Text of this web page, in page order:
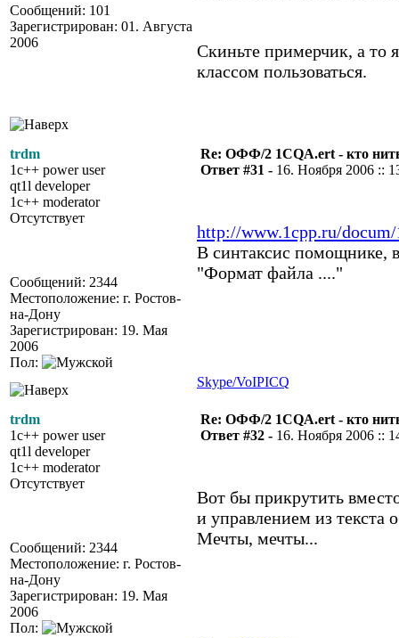
Сообщений: 101
Зарегистрирован: 01. Августа
2006
Скиньте примерчик, а то
классом пользоваться.
trdm
1c++ power user
qt1l developer
1c++ moderator
Отсутствует
Сообщений: 2344
Местоположение: г. Ростов-
на-Дону
Зарегистрирован: 19. Мая
2006
Пол:
Re: ОФФ/2 1CQA.ert - кто
Ответ #31 - 16. Ноября 2006 ::
http://www.1cpp.ru/
В синтаксис помощнике,
"Формат файла ...."
Skype/VoIPICQ
trdm
1c++ power user
qt1l developer
1c++ moderator
Отсутствует
Сообщений: 2344
Местоположение: г. Ростов-
на-Дону
Зарегистрирован: 19. Мая
2006
Пол:
Re: ОФФ/2 1CQA.ert - кто
Ответ #32 - 16. Ноября 2006 ::
Вот бы прикрутить
и управлением из текста
Мечты, мечты...